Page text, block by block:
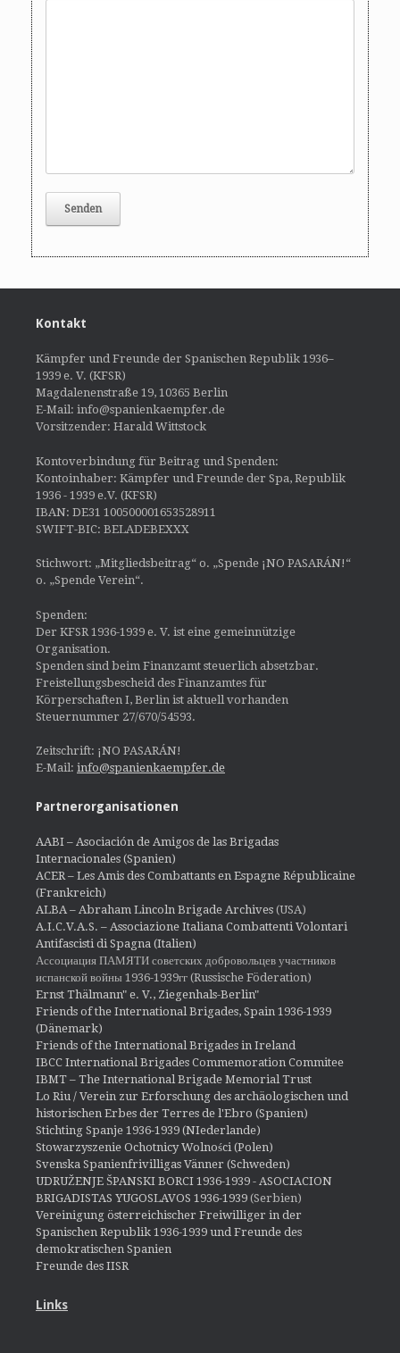
Kontakt
Kämpfer und Freunde der Spanischen Republik 1936–
1939 e. V. (KFSR)
Magdalenenstraße 19, 10365 Berlin
E-Mail: info@spanienkaempfer.de
Vorsitzender: Harald Wittstock
Kontoverbindung für Beitrag und Spenden:
Kontoinhaber: Kämpfer und Freunde der Spa, Republik
1936 - 1939 e.V. (KFSR)
IBAN: DE31 100500001653528911
SWIFT-BIC: BELADEBEXXX
Stichwort: „Mitgliedsbeitrag“ o. „Spende ¡NO PASARÁN!“
o. „Spende Verein“.
Spenden:
Der KFSR 1936-1939 e. V. ist eine gemeinnützige
Organisation.
Spenden sind beim Finanzamt steuerlich absetzbar.
Freistellungsbescheid des Finanzamtes für
Körperschaften I, Berlin ist aktuell vorhanden
Steuernummer 27/670/54593.
Zeitschrift: ¡NO PASARÁN!
E-Mail: info@spanienkaempfer.de
Partnerorganisationen
AABI – Asociación de Amigos de las Brigadas
Internacionales (Spanien)
ACER – Les Amis des Combattants en Espagne Républicaine
(Frankreich)
ALBA – Abraham Lincoln Brigade Archives (USA)
A.I.C.V.A.S. – Associazione Italiana Combattenti Volontari
Antifascisti di Spagna (Italien)
Ассоциация ПАМЯТИ советских добровольцев участников
испанской войны 1936-1939гг (Russische Föderation)
Ernst Thälmann" e. V., Ziegenhals-Berlin"
Friends of the International Brigades, Spain 1936-1939
(Dänemark)
Friends of the International Brigades in Ireland
IBCC International Brigades Commemoration Commitee
IBMT – The International Brigade Memorial Trust
Lo Riu / Verein zur Erforschung des archäologischen und
historischen Erbes der Terres de l'Ebro (Spanien)
Stichting Spanje 1936-1939 (NIederlande)
Stowarzyszenie Ochotnicy Wolności (Polen)
Svenska Spanienfrivilligas Vänner (Schweden)
UDRUŽENJE ŠPANSKI BORCI 1936-1939 - ASOCIACION
BRIGADISTAS YUGOSLAVOS 1936-1939 (Serbien)
Vereinigung österreichischer Freiwilliger in der
Spanischen Republik 1936-1939 und Freunde des
demokratischen Spanien
Freunde des IISR
Links